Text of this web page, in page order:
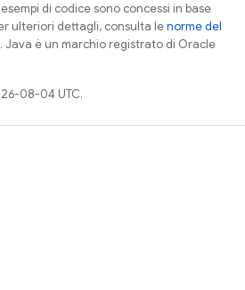
di codice sono concessi in base
ulteriori dettagli, consulta lenorme del
. Java è un marchio registrato di Oracle
08-04 UTC.